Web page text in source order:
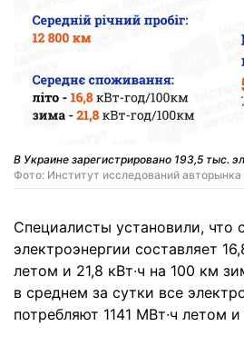
В Украине зарегистрировано 193,5 тыс.
Фото: Институт исследований авторынка
Специалисты установили, что
электроэнергии составляет
летом и 21,8 кВт∙ч на 100 км
в среднем за сутки все
потребляют 1141 МВт∙ч летом